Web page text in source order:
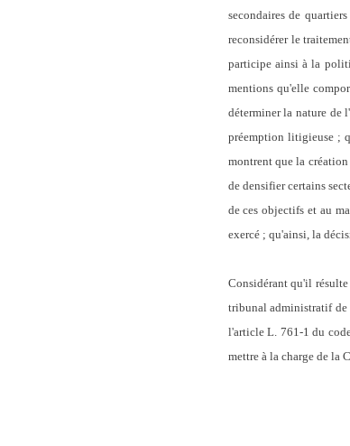
secondaires de
reconsidérer le
participe ainsi à la
mentions qu'elle
déterminer la nature de
préemption litigieuse ;
montrent que la
de densifier certains
de ces objectifs et au
exercé ; qu'ainsi, la
Considérant qu'il
tribunal administratif de
l'article L. 761-1 du
mettre à la charge de la